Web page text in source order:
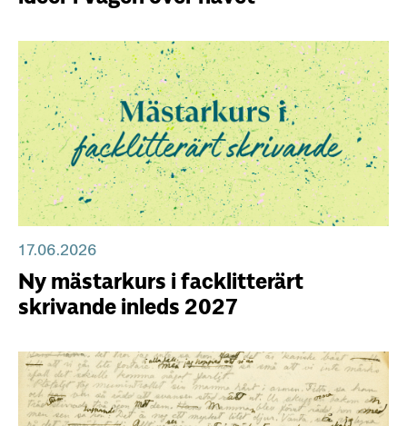
Ny mästarkurs i facklitterärt
skrivande inleds 2027
17.06.2026